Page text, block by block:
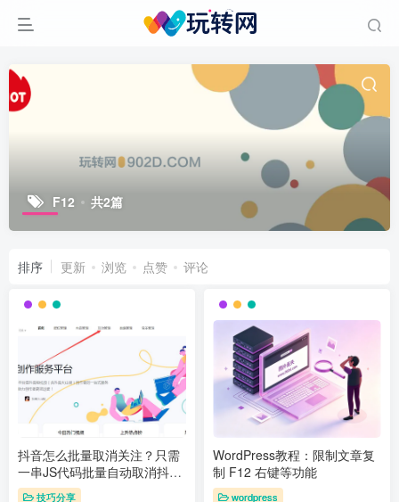
F12 共2篇
排序 更新 浏览 点赞 评论
抖音怎么批量取消关注？只需
一串JS代码批量自动取消抖音
所有关注用户,
技巧分享
WordPress教程：限制文章复
制 F12 右键等功能
wordpress